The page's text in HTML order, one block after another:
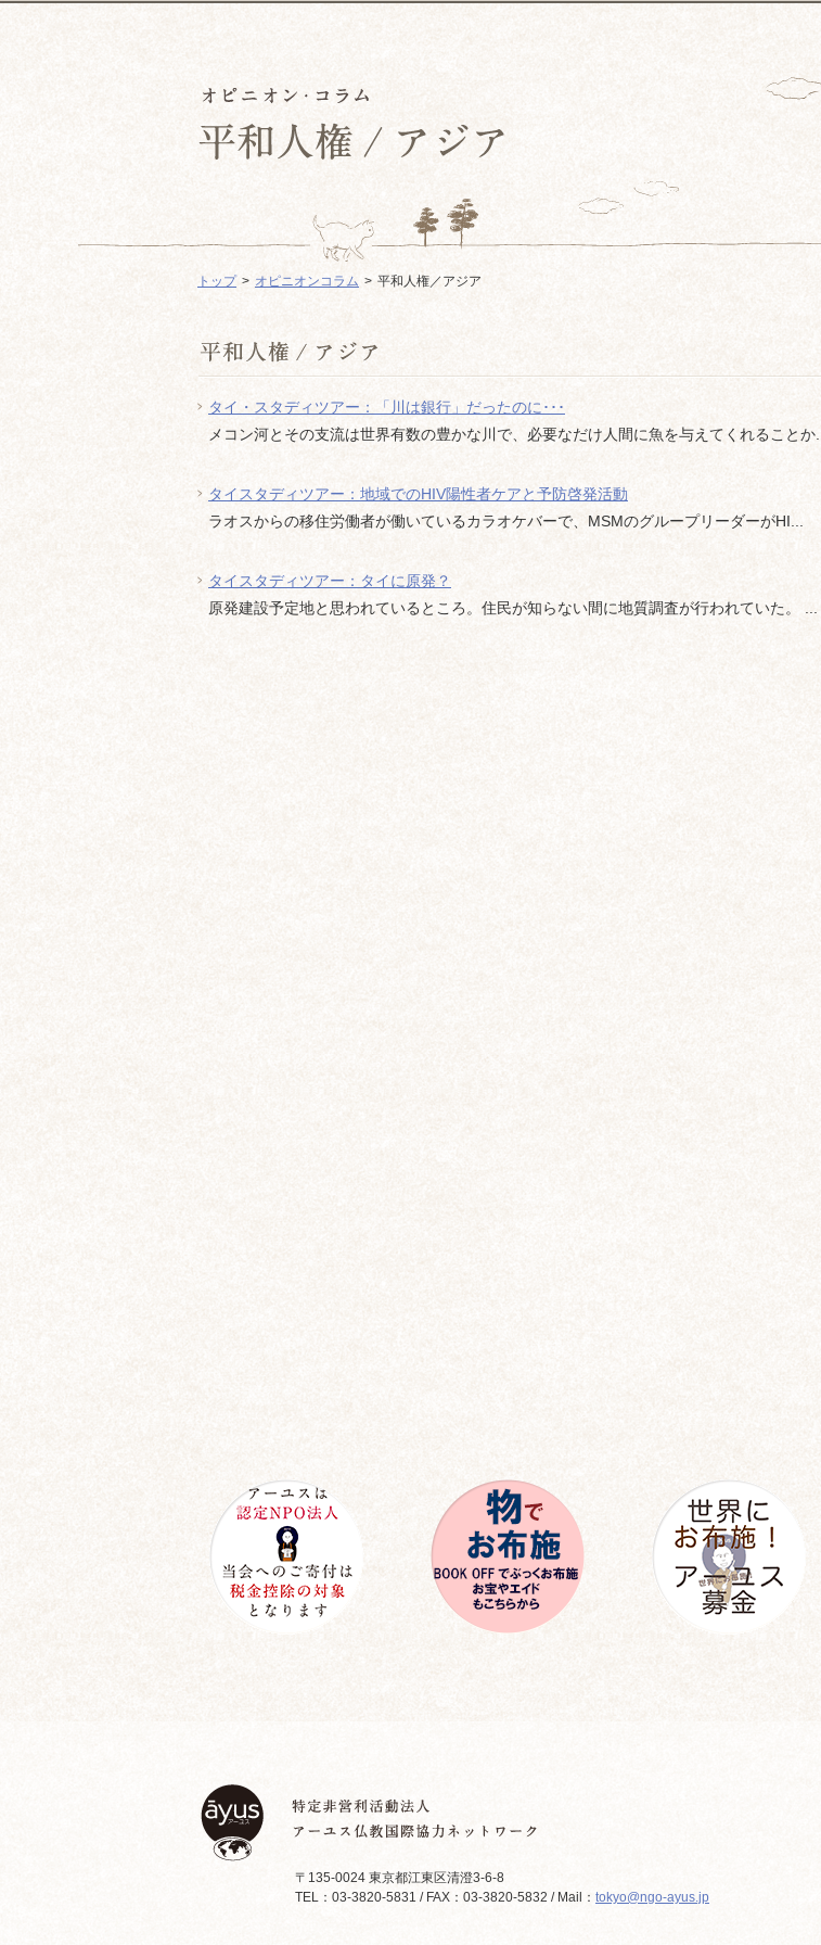
トップ オピニオンコラム 平和人権／アジア
タイ・スタディツアー：「川は銀行」だったのに･･･
メコン河とその支流は世界有数の豊かな川で、必要なだけ人間に魚を与えてくれることか...
タイスタディツアー：地域でのHIV陽性者ケアと予防啓発活動
ラオスからの移住労働者が働いているカラオケバーで、MSMのグループリーダーがHI...
タイスタディツアー：タイに原発？
原発建設予定地と思われているところ。住民が知らない間に地質調査が行われていた。 ...
〒135-0024 東京都江東区清澄3-6-8
TEL：03-3820-5831 / FAX：03-3820-5832 / Mail： tokyo@ngo-ayus.jp